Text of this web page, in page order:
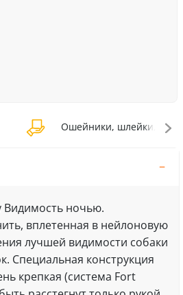
Ошейники, шлейки,
ночью.
вплетенная в нейлоновую
лучшей видимости собаки
Специальная конструкция
крепкая (система Fort